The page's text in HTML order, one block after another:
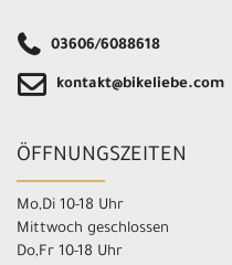
03606/6088618
kontakt@bikeliebe.com
ÖFFNUNGSZEITEN
Mo,Di 10-18 Uhr
Mittwoch geschlossen
Do,Fr 10-18 Uhr